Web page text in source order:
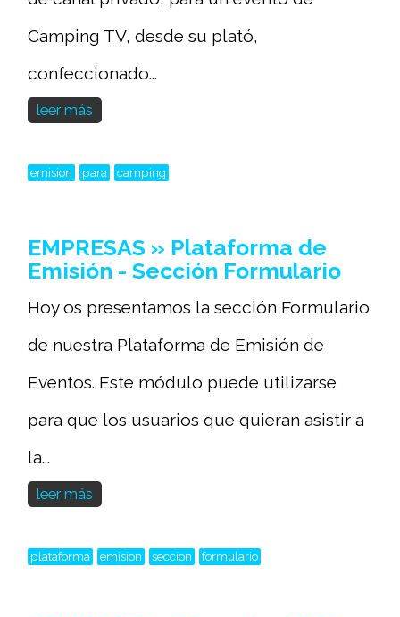
Camping TV, desde su plató,
confeccionado...
leer más
emision para camping
EMPRESAS » Plataforma de
Emisión - Sección Formulario
Hoy os presentamos la sección Formulario
de nuestra Plataforma de Emisión de
Eventos. Este módulo puede utilizarse
para que los usuarios que quieran asistir a
la...
leer más
plataforma emision seccion formulario